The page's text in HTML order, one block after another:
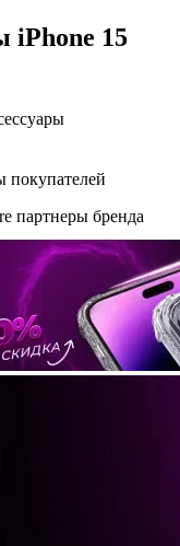
iPhone 15
покупателей
партнеры бренда